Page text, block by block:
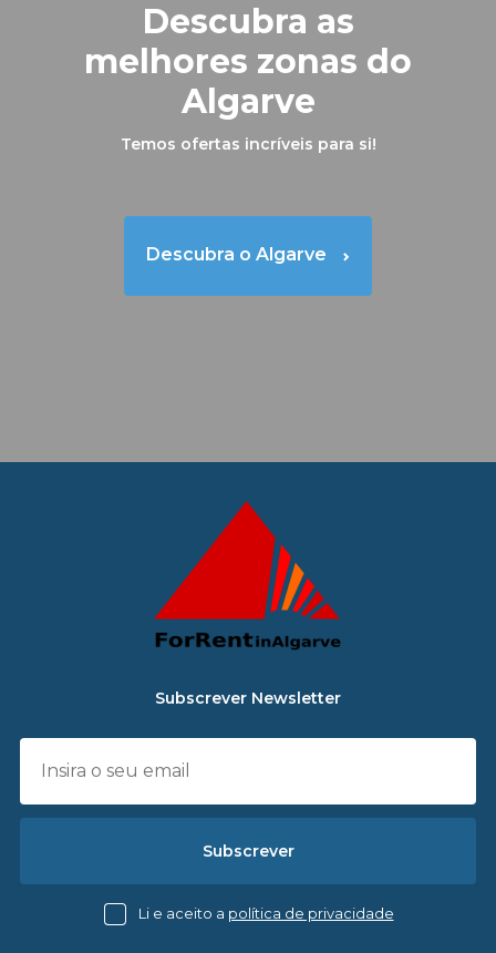
Descubra as
melhores zonas do
Algarve
Temos ofertas incríveis para si!
Descubra o Algarve
Subscrever Newsletter
Subscrever
Li e aceito a política de privacidade